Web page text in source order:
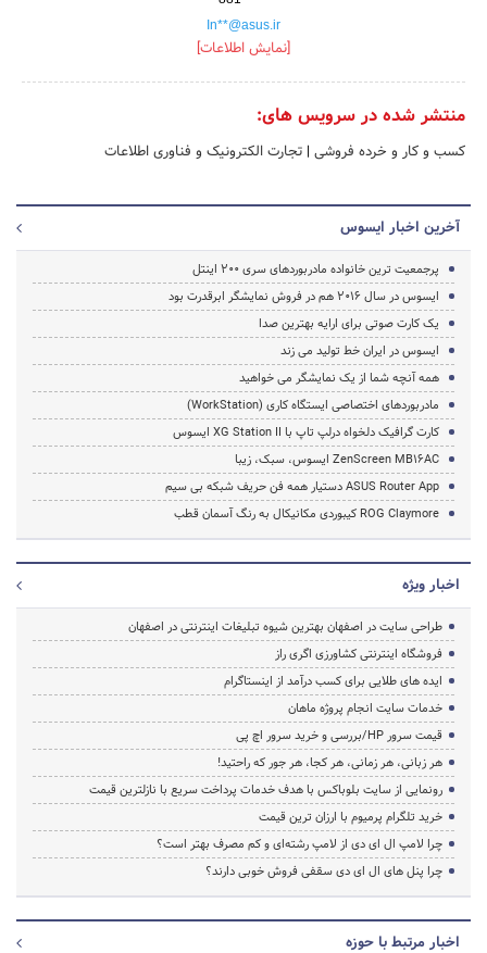
In**@asus.ir
[نمایش اطلاعات]
منتشر شده در سرویس های:
کسب و کار و خرده فروشی | تجارت الکترونیک و فناوری اطلاعات
آخرین اخبار ایسوس
پرجمعیت ترین خانواده مادربوردهای سری 200 اینتل
ایسوس در سال 2016 هم در فروش نمایشگر ابرقدرت بود
یک کارت صوتی برای ارایه بهترین صدا
ایسوس در ایران خط تولید می زند
همه آنچه شما از یک نمایشگر می خواهید
مادربوردهای اختصاصی ایستگاه کاری (WorkStation)
کارت گرافیک دلخواه درلپ تاپ با XG Station II ایسوس
ZenScreen MB16AC ایسوس، سبک، زیبا
ASUS Router App دستیار همه فن حریف شبکه بی سیم
ROG Claymore کیبوردی مکانیکال به رنگ آسمان قطب
اخبار ویژه
طراحی سایت در اصفهان بهترین شیوه تبلیغات اینترنتی در اصفهان
فروشگاه اینترنتی کشاورزی اگری راز
ایده های طلایی برای کسب درآمد از اینستاگرام
خدمات سایت انجام پروژه ماهان
قیمت سرور HP/بررسی و خرید سرور اچ پی
هر زبانی، هر زمانی، هر کجا، هر جور که راحتید!
رونمایی از سایت بلوباکس با هدف خدمات پرداخت سریع با نازلترین قیمت
خرید تلگرام پرمیوم با ارزان ترین قیمت
چرا لامپ ال ای دی از لامپ رشته‌ای و کم مصرف بهتر است؟
چرا پنل های ال ای دی سقفی فروش خوبی دارند؟
اخبار مرتبط با حوزه